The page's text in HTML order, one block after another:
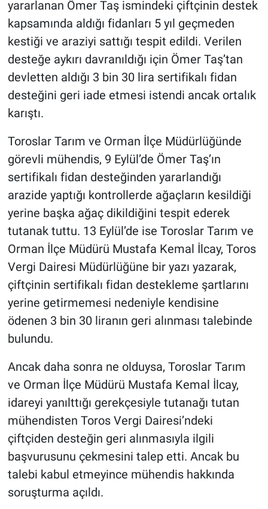
yararlanan Ömer Taş ismindeki çiftçinin destek
kapsamında aldığı fidanları 5 yıl geçmeden
kestiği ve araziyi sattığı tespit edildi. Verilen
desteğe aykırı davranıldığı için Ömer Taş’tan
devletten aldığı 3 bin 30 lira sertifikalı fidan
desteğini geri iade etmesi istendi ancak ortalık
karıştı.
Toroslar Tarım ve Orman İlçe Müdürlüğünde
görevli mühendis, 9 Eylül’de Ömer Taş’ın
sertifikalı fidan desteğinden yararlandığı
arazide yaptığı kontrollerde ağaçların kesildiği
yerine başka ağaç dikildiğini tespit ederek
tutanak tuttu. 13 Eylül’de ise Toroslar Tarım ve
Orman İlçe Müdürü Mustafa Kemal İlcay, Toros
Vergi Dairesi Müdürlüğüne bir yazı yazarak,
çiftçinin sertifikalı fidan destekleme şartlarını
yerine getirmemesi nedeniyle kendisine
ödenen 3 bin 30 liranın geri alınması talebinde
bulundu.
Ancak daha sonra ne olduysa, Toroslar Tarım
ve Orman İlçe Müdürü Mustafa Kemal İlcay,
idareyi yanılttığı gerekçesiyle tutanağı tutan
mühendisten Toros Vergi Dairesi’ndeki
çiftçiden desteğin geri alınmasıyla ilgili
başvurusunu çekmesini talep etti. Ancak bu
talebi kabul etmeyince mühendis hakkında
soruşturma açıldı.